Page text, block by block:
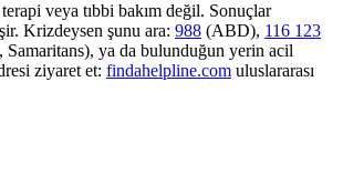
veya tıbbi bakım değil. Sonuçlar
Krizdeysen şunu ara: 988 (ABD), 116 123
ya da bulunduğun yerin acil
ziyaret et: findahelpline.com uluslararası